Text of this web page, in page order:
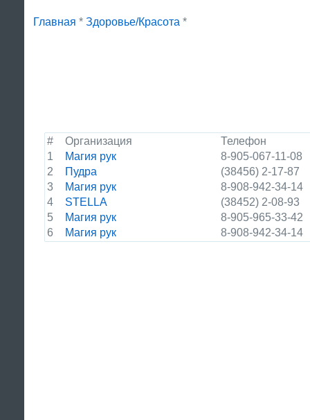
Главная * Здоровье/Красота *
# Организация
Телефон
1
Магия рук
8-905-067-11-08
2
Пудра
(38456) 2-17-87
3
Магия рук
8-908-942-34-14
4
STELLA
(38452) 2-08-93
5
Магия рук
8-905-965-33-42
6
Магия рук 8-908-942-34-14